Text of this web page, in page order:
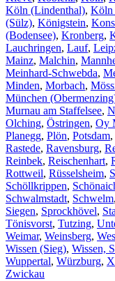
Köln (Lindenthal), Köln
(Sülz), Königstein,
(Bodensee), Kronberg,
Lauchringen, Lauf,
Mainz, Malchin,
Meinhard-Schwebda,
Minden, Morbach,
München
Murnau am Staffelsee,
Olching, Östringen, Oy
Planegg, Plön, Potsdam,
Rastede, Ravensburg,
Reinbek, Reischenhart,
Rottweil, Rüsselsheim,
Schöllkrippen,
Schwalmstadt, Schwelm,
Siegen, Sprockhövel,
Tönisvorst, Tutzing,
Weimar, Weinsberg,
Wissen (Sieg), Wissen,
Wuppertal, Würzburg,
Zwickau